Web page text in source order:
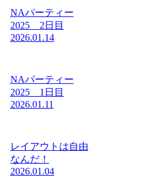
NAパーティー
2025 2日目
2026.01.14
NAパーティー
2025 1日目
2026.01.11
レイアウトは自由
なんだ！
2026.01.04